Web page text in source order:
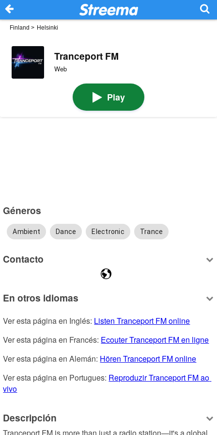
Finland > Helsinki
Tranceport FM
Web
Play
Géneros
Ambient Dance Electronic Trance
Contacto
En otros idiomas
Ver esta página en Inglés: Listen Tranceport FM online
Ver esta página en Francés: Ecouter Tranceport FM en ligne
Ver esta página en Alemán: Hören Tranceport FM online
Ver esta página en Portugues: Reproduzir Tranceport FM ao
vivo
Descripción